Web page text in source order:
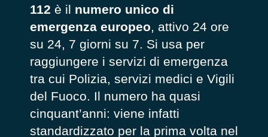
112 è il numero unico di
emergenza europeo, attivo 24 ore
su 24, 7 giorni su 7. Si usa per
raggiungere i servizi di emergenza
tra cui Polizia, servizi medici e Vigili
del Fuoco. Il numero ha quasi
cinquant’anni: viene infatti
standardizzato per la prima volta nel